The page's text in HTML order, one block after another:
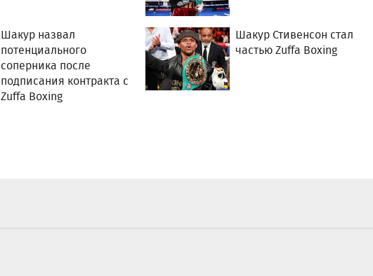
Шакур назвал
потенциального
соперника после
подписания контракта с
Zuffa Boxing
Шакур Стивенсон стал
частью Zuffa Boxing